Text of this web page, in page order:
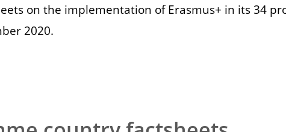
on the implementation of Erasmus+ in its 34
2020.